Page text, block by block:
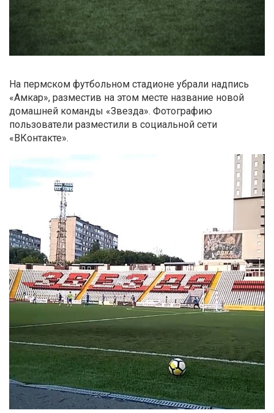
На пермском футбольном стадионе убрали надпись
«Амкар», разместив на этом месте название новой
домашней команды «Звезда». Фотографию
пользователи разместили в социальной сети
«ВКонтакте».